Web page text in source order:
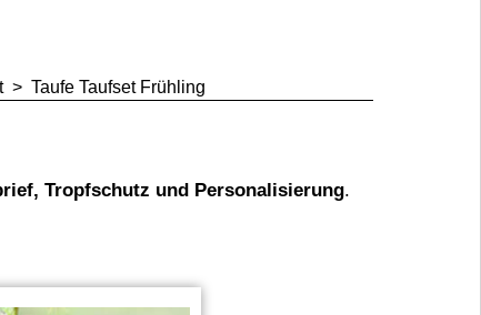
> Taufe Taufset Frühling
Tropfschutz und Personalisierung.